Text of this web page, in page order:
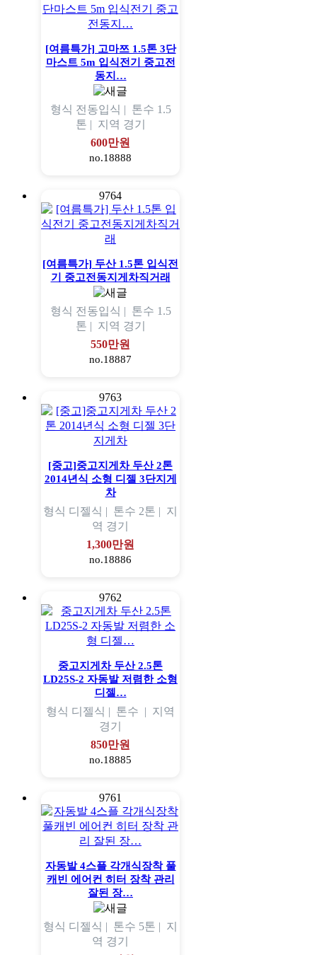
[여름특가] 고마쯔 1.5톤 3단
마스트 5m 입식전기 중고전
동지…
형식 전동입식 | 톤수 1.5
톤 | 지역 경기
600만원
no.18888
9764
[여름특가] 두산 1.5톤 입식전
기 중고전동지게차직거래
형식 전동입식 | 톤수 1.5
톤 | 지역 경기
550만원
no.18887
9763
[중고]중고지게차 두산 2톤
2014년식 소형 디젤 3단지게
차
형식 디젤식 | 톤수 2톤 | 지
역 경기
1,300만원
no.18886
9762
중고지게차 두산 2.5톤
LD25S-2 자동발 저렴한 소형
디젤…
형식 디젤식 | 톤수 | 지역
경기
850만원
no.18885
9761
자동발 4스플 각개식장착 풀
캐빈 에어컨 히터 장착 관리
잘된 장…
형식 디젤식 | 톤수 5톤 | 지
역 경기